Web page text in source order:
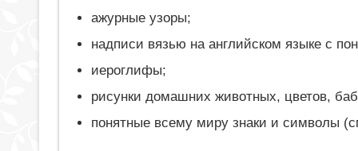
ажурные узоры;
надписи вязью на английском языке с
иероглифы;
рисунки домашних животных, цветов,
понятные всему миру знаки и символы